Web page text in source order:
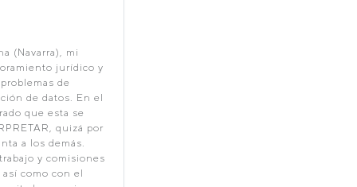
(Navarra), mi
jurídico y
de
de datos. En el
que esta se
quizá por
a los demás.
y comisiones
como con el